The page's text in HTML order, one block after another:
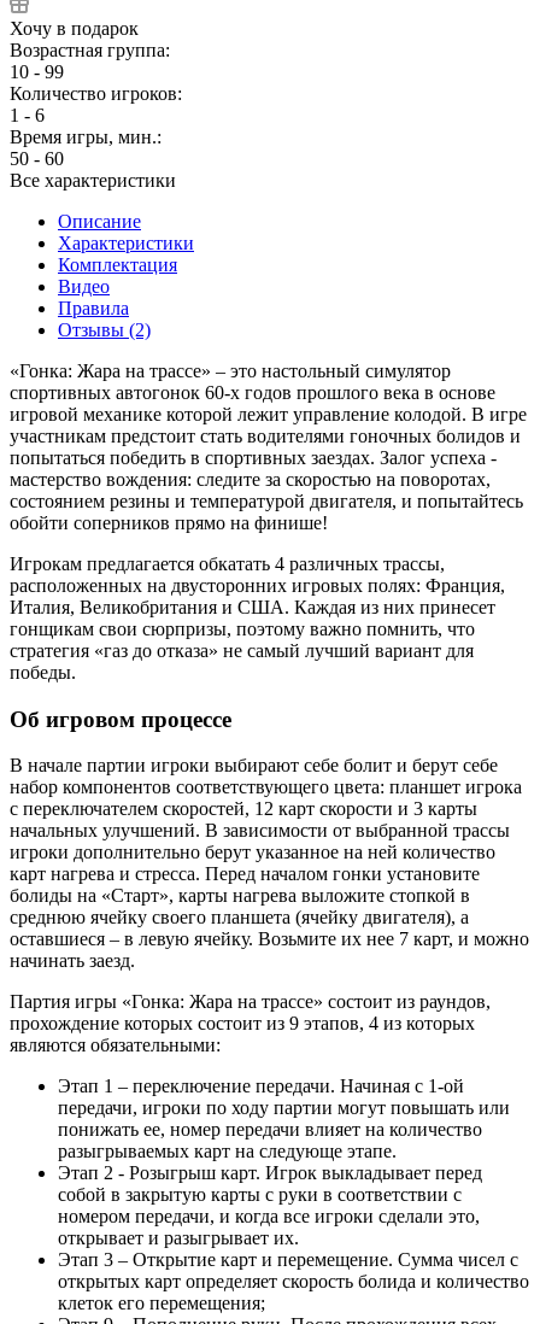
Хочу в подарок
Возрастная группа:
10 - 99
Количество игроков:
1 - 6
Время игры, мин.:
50 - 60
Все характеристики
Описание
Характеристики
Комплектация
Видео
Правила
Отзывы (2)
«Гонка: Жара на трассе» – это настольный симулятор
спортивных автогонок 60-х годов прошлого века в основе
игровой механике которой лежит управление колодой. В игре
участникам предстоит стать водителями гоночных болидов и
попытаться победить в спортивных заездах. Залог успеха -
мастерство вождения: следите за скоростью на поворотах,
состоянием резины и температурой двигателя, и попытайтесь
обойти соперников прямо на финише!
Игрокам предлагается обкатать 4 различных трассы,
расположенных на двусторонних игровых полях: Франция,
Италия, Великобритания и США. Каждая из них принесет
гонщикам свои сюрпризы, поэтому важно помнить, что
стратегия «газ до отказа» не самый лучший вариант для
победы.
Об игровом процессе
В начале партии игроки выбирают себе болит и берут себе
набор компонентов соответствующего цвета: планшет игрока
с переключателем скоростей, 12 карт скорости и 3 карты
начальных улучшений. В зависимости от выбранной трассы
игроки дополнительно берут указанное на ней количество
карт нагрева и стресса. Перед началом гонки установите
болиды на «Старт», карты нагрева выложите стопкой в
среднюю ячейку своего планшета (ячейку двигателя), а
оставшиеся – в левую ячейку. Возьмите их нее 7 карт, и можно
начинать заезд.
Партия игры «Гонка: Жара на трассе» состоит из раундов,
прохождение которых состоит из 9 этапов, 4 из которых
являются обязательными:
Этап 1 – переключение передачи. Начиная с 1-ой
передачи, игроки по ходу партии могут повышать или
понижать ее, номер передачи влияет на количество
разыгрываемых карт на следующе этапе.
Этап 2 - Розыгрыш карт. Игрок выкладывает перед
собой в закрытую карты с руки в соответствии с
номером передачи, и когда все игроки сделали это,
открывает и разыгрывает их.
Этап 3 – Открытие карт и перемещение. Сумма чисел с
открытых карт определяет скорость болида и количество
клеток его перемещения;